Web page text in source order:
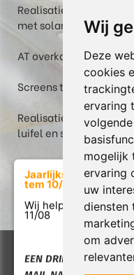
Wij
Deze
cookies
ervaring
mogelijk
ervaring
uw
diensten
om
Realisatie in
met solar volant
AT overkapping met
Screens te Veerle:
Realisatie: Box in
luifel en screen in
Copyright © 2026
Cookies
Garantie
Jaarlijkse verlof van
tem 10/08
Wij helpen u graag
11/08
EEN DRINGENDE VRAAG: